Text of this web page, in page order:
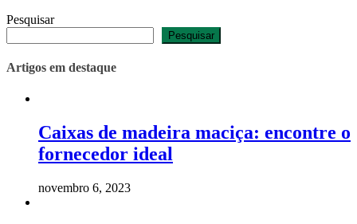
Pesquisar
Pesquisar
Artigos em destaque
Caixas de madeira maciça: encontre o
fornecedor ideal
novembro 6, 2023